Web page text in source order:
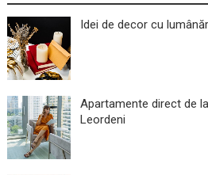
Idei de decor cu
Apartamente direct de
Leordeni